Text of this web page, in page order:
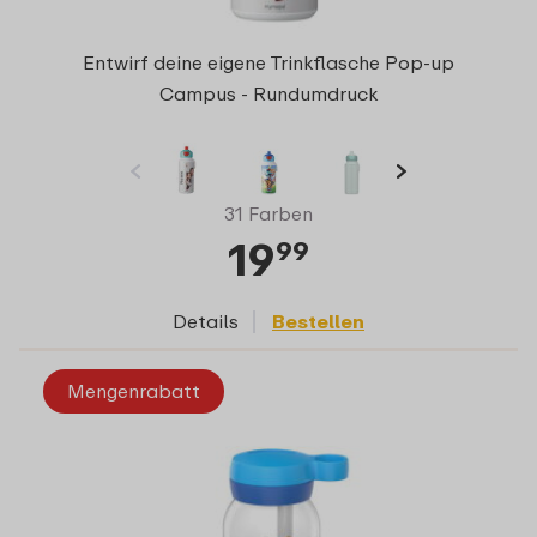
Entwirf deine eigene Trinkflasche Pop-up
Campus - Rundumdruck
31 Farben
1999
Details Bestellen
Mengenrabatt